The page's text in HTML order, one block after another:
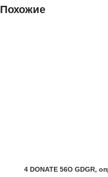
Похожие
4 DONATE 56O GDGR,